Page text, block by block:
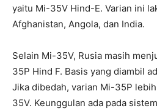
yaitu Mi-35V Hind-E. Varian ini
Afghanistan, Angola, dan India.
Selain Mi-35V, Rusia masih
35P Hind F. Basis yang diambil
Jika dibedah, varian Mi-35P
35V. Keunggulan ada pada